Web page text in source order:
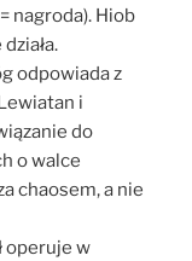
nagroda). Hiob
odpowiada z
i
do
o walce
chaosem, a nie
operuje w